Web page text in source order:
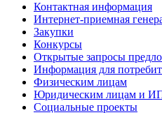
Контактная информация
Интернет-приемная
Закупки
Конкурсы
Открытые запросы
Информация для
Физическим лицам
Юридическим лицам и
Социальные проекты